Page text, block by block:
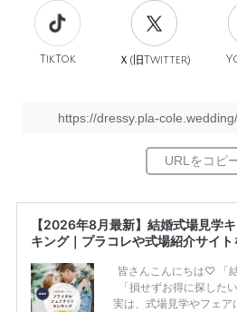
TikTok Ｘ(旧Twitter)
https://dressy.pla-
【2026年8月最新】結婚式場見学
キング｜プラコレや式場紹介サイ
皆さんこんにちは♡ 「
「損せずお得に探した
実は、式場見学やフェ